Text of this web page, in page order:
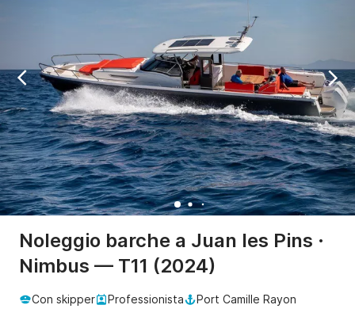
Noleggio barche a Juan les Pins ·
Nimbus — T11 (2024)
Con skipper Professionista Port Camille Rayon